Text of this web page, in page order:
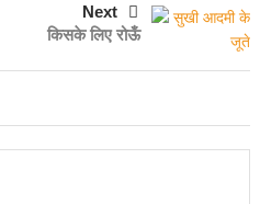
Next
किसके लिए रोऊँ